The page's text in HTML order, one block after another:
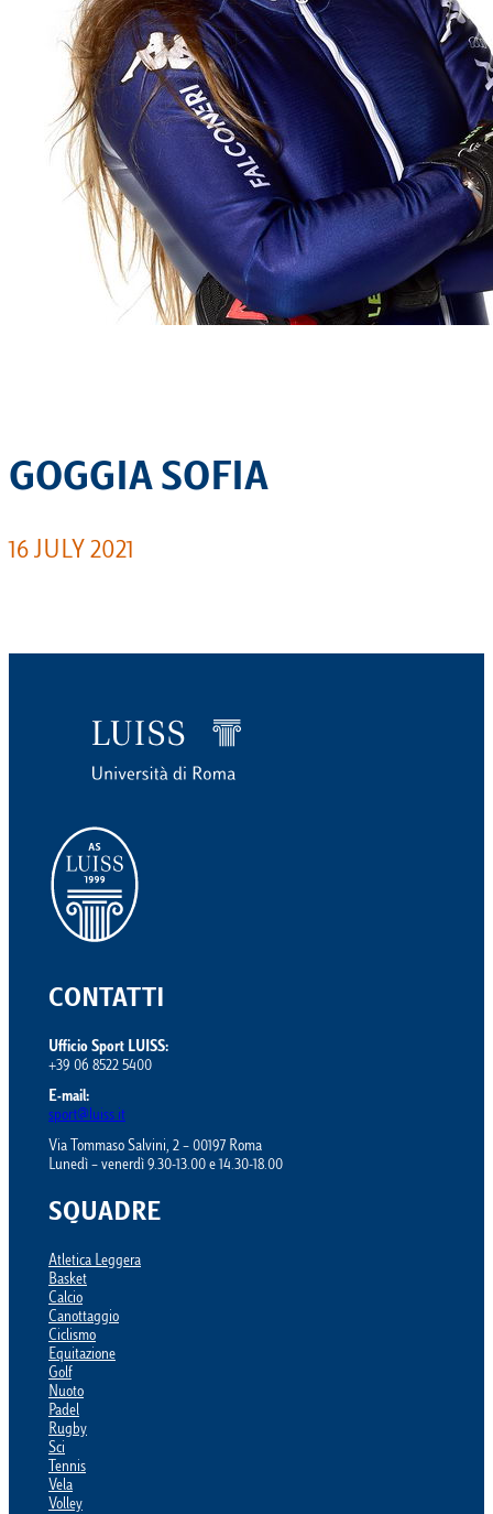
GOGGIA SOFIA
16 JULY 2021
CONTATTI
Ufficio Sport LUISS:
+39 06 8522 5400
E-mail:
sport@luiss.it
Via Tommaso Salvini, 2 – 00197 Roma
Lunedì – venerdì 9.30-13.00 e 14.30-18.00
SQUADRE
Atletica Leggera
Basket
Calcio
Canottaggio
Ciclismo
Equitazione
Golf
Nuoto
Padel
Rugby
Sci
Tennis
Vela
Volley